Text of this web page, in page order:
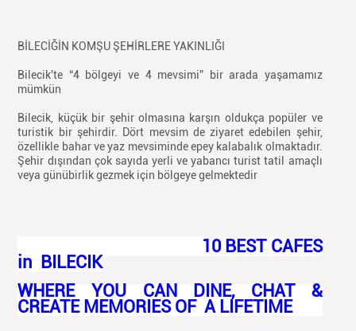
BİLECİĞİN KOMŞU ŞEHİRLERE YAKINLIĞI
Bilecik'te “4 bölgeyi ve 4 mevsimi” bir arada yaşamamız
mümkün
Bilecik, küçük bir şehir olmasına karşın oldukça popüler ve
turistik bir şehirdir. Dört mevsim de ziyaret edebilen şehir,
özellikle bahar ve yaz mevsiminde epey kalabalık olmaktadır.
Şehir dışından çok sayıda yerli ve yabancı turist tatil amaçlı
veya günübirlik gezmek için bölgeye gelmektedir
10 BEST CAFES
in BILECIK
WHERE YOU CAN DINE, CHAT &
CREATE MEMORIES OF A LIFETIME